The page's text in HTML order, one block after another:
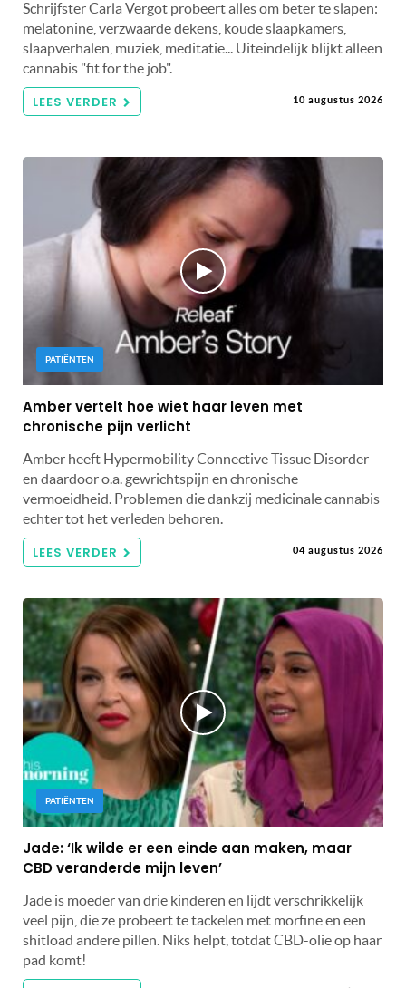
Schrijfster Carla Vergot probeert alles om beter te slapen:
melatonine, verzwaarde dekens, koude slaapkamers,
slaapverhalen, muziek, meditatie... Uiteindelijk blijkt alleen
cannabis "fit for the job".
LEES VERDER 10 augustus 2026
PATIËNTEN
Amber vertelt hoe wiet haar leven met
chronische pijn verlicht
Amber heeft Hypermobility Connective Tissue Disorder
en daardoor o.a. gewrichtspijn en chronische
vermoeidheid. Problemen die dankzij medicinale cannabis
echter tot het verleden behoren.
LEES VERDER 04 augustus 2026
PATIËNTEN
Jade: ‘Ik wilde er een einde aan maken, maar
CBD veranderde mijn leven’
Jade is moeder van drie kinderen en lijdt verschrikkelijk
veel pijn, die ze probeert te tackelen met morfine en een
shitload andere pillen. Niks helpt, totdat CBD-olie op haar
pad komt!